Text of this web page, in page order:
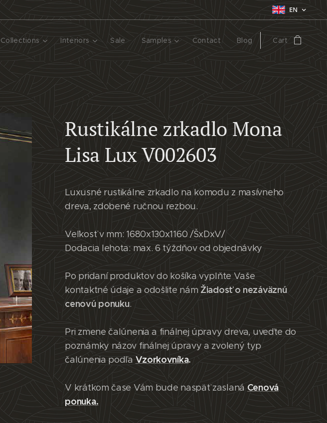
EN
Collections Interiors Sale Samples Contact Blog Cart
Rustikálne zrkadlo Mona
Lisa Lux V002603
Luxusné rustikálne zrkadlo na komodu z masívneho
dreva, zdobené ručnou rezbou.
Veľkosť v mm: 1680x130x1160 /ŠxDxV/
Dodacia lehota: max. 6 týždňov od objednávky
Po pridaní produktov do košíka vyplňte Vaše
kontaktné údaje a odošlite nám Žiadosť o nezáväznú
cenovú ponuku.
Pri zmene čalúnenia a finálnej úpravy dreva, uveďte do
poznámky názov finálnej úpravy a zvolený typ
čalúnenia podľa Vzorkovníka.
V krátkom čase Vám bude naspäť zaslanáCenová
ponuka.